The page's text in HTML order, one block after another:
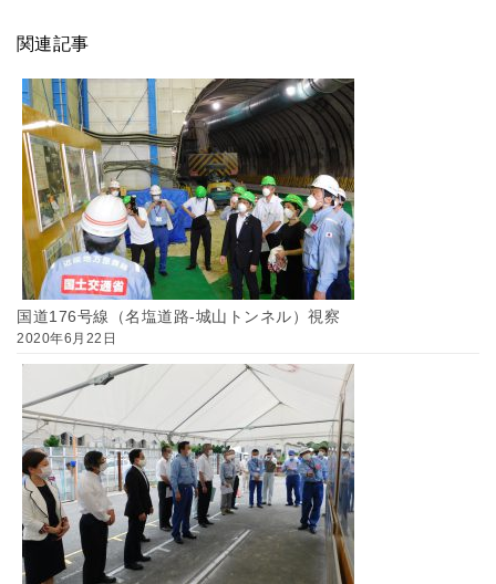
関連記事
国道176号線（名塩道路-城山トンネル）視察
2020年6月22日